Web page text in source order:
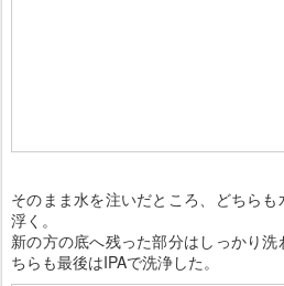
そのまま水を注いだところ、どちら
浮く。
新の方の底へ残った部分はしっかり
ちらも最後はIPAで洗浄した。